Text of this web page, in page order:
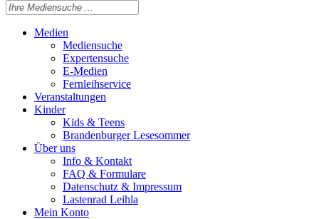
Medien
Mediensuche
Expertensuche
E-Medien
Fernleihservice
Veranstaltungen
Kinder
Kids & Teens
Brandenburger Lesesommer
Über uns
Info & Kontakt
FAQ & Formulare
Datenschutz & Impressum
Lastenrad Leihla
Mein Konto